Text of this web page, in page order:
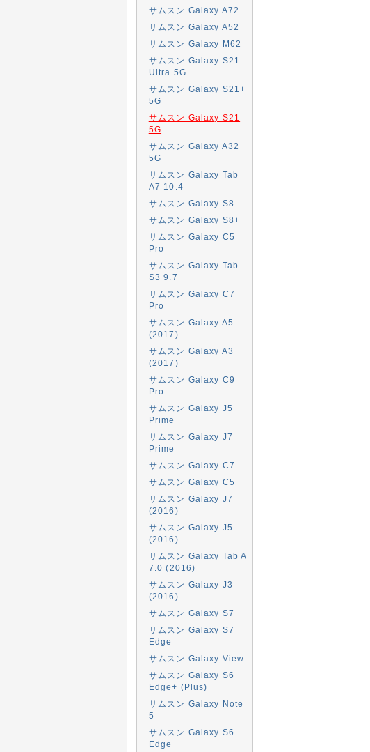
サムスン Galaxy A72
サムスン Galaxy A52
サムスン Galaxy M62
サムスン Galaxy S21
Ultra 5G
サムスン Galaxy S21+
5G
サムスン Galaxy S21
5G
サムスン Galaxy A32
5G
サムスン Galaxy Tab
A7 10.4
サムスン Galaxy S8
サムスン Galaxy S8+
サムスン Galaxy C5
Pro
サムスン Galaxy Tab
S3 9.7
サムスン Galaxy C7
Pro
サムスン Galaxy A5
(2017)
サムスン Galaxy A3
(2017)
サムスン Galaxy C9
Pro
サムスン Galaxy J5
Prime
サムスン Galaxy J7
Prime
サムスン Galaxy C7
サムスン Galaxy C5
サムスン Galaxy J7
(2016)
サムスン Galaxy J5
(2016)
サムスン Galaxy Tab A
7.0 (2016)
サムスン Galaxy J3
(2016)
サムスン Galaxy S7
サムスン Galaxy S7
Edge
サムスン Galaxy View
サムスン Galaxy S6
Edge+ (Plus)
サムスン Galaxy Note
5
サムスン Galaxy S6
Edge